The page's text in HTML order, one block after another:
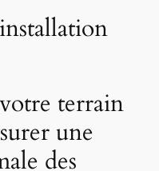
terrain
une
des